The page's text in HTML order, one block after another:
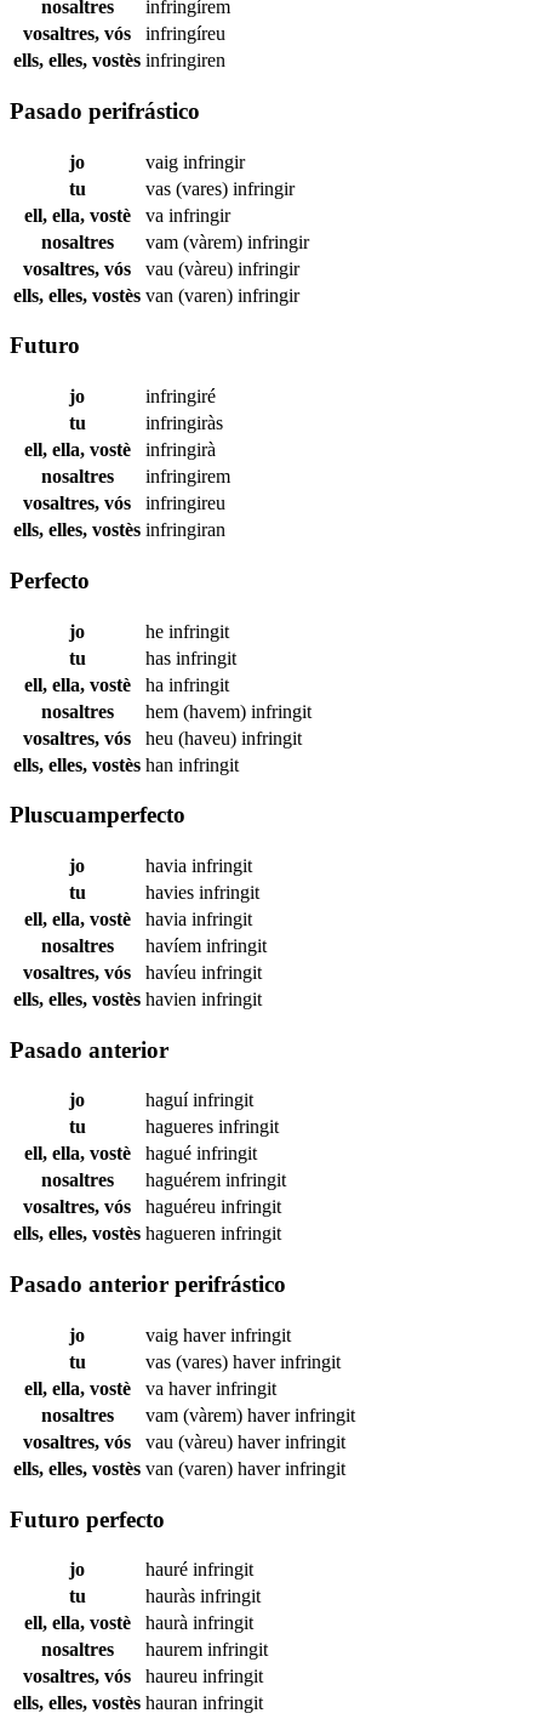
nosaltres
infringírem
vosaltres, vós
infringíreu
ells, elles, vostès infringiren
Pasado perifrástico
jo vaig infringir
tu
vas (vares) infringir
ell, ella, vostè
va infringir
nosaltres
vam (vàrem) infringir
vosaltres, vós
vau (vàreu) infringir
ells, elles, vostès van (varen) infringir
Futuro
jo
infringiré
tu
infringiràs
ell, ella, vostè
infringirà
nosaltres
infringirem
vosaltres, vós
infringireu
ells, elles, vostès infringiran
Perfecto
jo he infringit
tu
has infringit
ell, ella, vostè
ha infringit
nosaltres
hem (havem) infringit
vosaltres, vós
heu (haveu) infringit
ells, elles, vostès han infringit
Pluscuamperfecto
jo havia infringit
tu
havies infringit
ell, ella, vostè
havia infringit
nosaltres
havíem infringit
vosaltres, vós
havíeu infringit
ells, elles, vostès havien infringit
Pasado anterior
jo haguíinfringit
tu
hagueres infringit
ell, ella, vostè
hagué infringit
nosaltres
haguérem infringit
vosaltres, vós
haguéreu infringit
ells, elles, vostès hagueren infringit
Pasado anterior perifrástico
jo vaig haverinfringit
tu
vas (vares) haverinfringit
ell, ella, vostè
va haverinfringit
nosaltres
vam (vàrem) haverinfringit
vosaltres, vós
vau (vàreu) haverinfringit
ells, elles, vostès van (varen) haverinfringit
Futuro perfecto
jo hauré infringit
tu
hauràs infringit
ell, ella, vostè
haurà infringit
nosaltres
haurem infringit
vosaltres, vós
haureu infringit
ells, elles, vostès hauran infringit